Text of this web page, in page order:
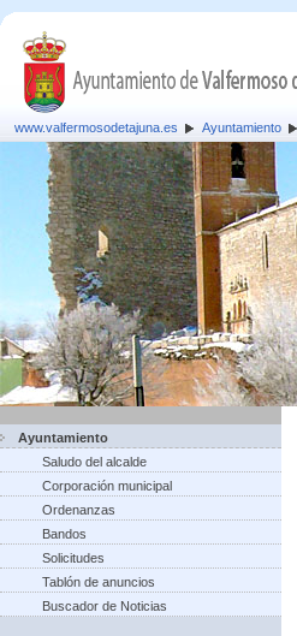
www.valfermosodetajuna.es Ayuntamiento
Ayuntamiento
Saludo del alcalde
Corporación municipal
Ordenanzas
Bandos
Solicitudes
Tablón de anuncios
Buscador de Noticias